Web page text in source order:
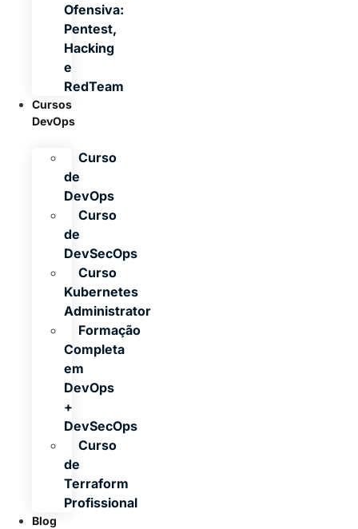
Ofensiva:
Pentest,
Hacking
e
RedTeam
Cursos
DevOps
Curso
de
DevOps
Curso
de
DevSecOps
Curso
Kubernetes
Administrator
Formação
Completa
em
DevOps
+
DevSecOps
Curso
de
Terraform
Profissional
Blog